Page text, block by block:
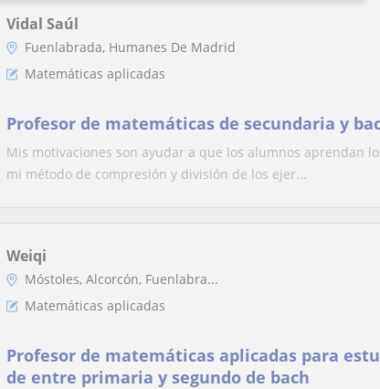
Vidal Saúl
Fuenlabrada, Humanes De Madrid
Matemáticas aplicadas
Profesor de matemáticas de secundaria y
Mis motivaciones son ayudar a que los alumnos aprendan
mi método de compresión y división de los ejer...
Weiqi
Móstoles, Alcorcón, Fuenlabra...
Matemáticas aplicadas
Profesor de matemáticas aplicadas para
de entre primaria y segundo de bach